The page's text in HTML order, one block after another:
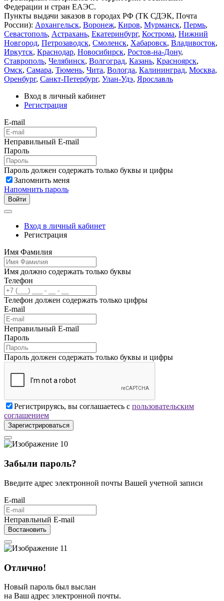
Федерации и стран ЕАЭС.
Пункты выдачи заказов в городах РФ (ТК СДЭК, Почта
России): Архангельск, Воронеж, Киров, Мурманск, Пермь,
Севастополь, Астрахань, Екатеринбург, Кострома, Нижний
Новгород, Петрозаводск, Смоленск, Хабаровск, Владивосток,
Иркутск, Краснодар, Новосибирск, Ростов-на-Дону,
Ставрополь, Челябинск, Волгоград, Казань, Красноярск,
Омск, Самара, Тюмень, Чита, Вологда, Калининград, Москва,
Оренбург, Санкт-Петербург, Улан-Удэ, Ярославль
Вход в личный кабинет
Регистрация
E-mail
Неправильный E-mail
Пароль
Пароль должен содержать только буквы и цифры
Запомнить меня
Напомнить пароль
Войти
Вход в личный кабинет
Регистрация
Имя Фамилия
Имя должно содержать только буквы
Телефон
Телефон должен содержать только цифры
E-mail
Неправильный E-mail
Пароль
Пароль должен содержать только буквы и цифры
Регистрируясь, вы соглашаетесь с пользовательским
соглашением
Зарегистрироваться
Забыли пароль?
Введите адрес электронной почты Вашей учетной записи
E-mail
Неправльный E-mail
Востановить
Отлично!
Новый пароль был выслан
на Ваш адрес электронной почты.